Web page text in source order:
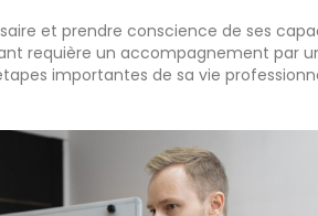
et prendre conscience de ses
requière un accompagnement par
importantes de sa vie